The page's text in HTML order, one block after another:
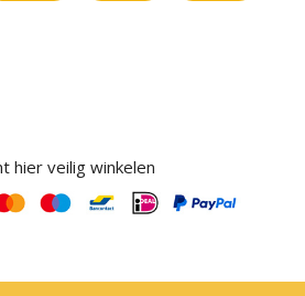
hier veilig winkelen